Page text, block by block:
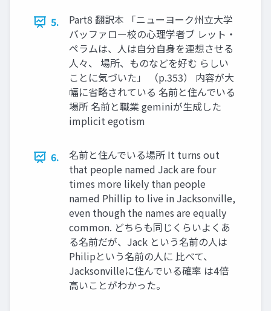
5.
Part8 翻訳本 「ニューヨーク州立大学
バッファロー校の心理学者ブ レット・
ペラムは、人は自分自身を連想させる
人々、 場所、ものなどを好む らしい
ことに気づいた」 （p.353） 内容が大
幅に省略されている 名前と住んでいる
場所 名前と職業 geminiが生成した
implicit egotism
6.
名前と住んでいる場所 It turns out
that people named Jack are four
times more likely than people
named Phillip to live in Jacksonville,
even though the names are equally
common. どちらも同じくらいよくあ
る名前だが、Jack という名前の人は
Philipという名前の人に 比べて、
Jacksonvilleに住んでいる確率 は4倍
高いことがわかった。